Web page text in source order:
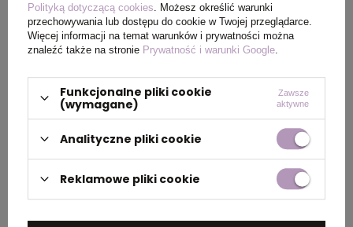
Speaker Gear Matrix Black
5. Gadżety mogą działać jak
mobilna reklama
Torby z nadrukiem, T‑shirty czy parasole z logo to
ruchome nośniki reklamy.Docierają tam, gdzie nie
dotrą tradycyjne kampanie promocyjne.Klienci
noszą je na zakupy, do pracy czy na spacer, dzięki
Polityką dotyczącą cookies . Możesz określić warunki
przechowywania lub dostępu do cookie w Twojej przeglądarce.
Więcej informacji na temat warunków i prywatności można
znaleźć także na stronie Prywatność i warunki Google
Funkcjonalne pliki cookie
(wymagane)
Zawsze
aktywne
Analityczne pliki cookie
Reklamowe pliki cookie